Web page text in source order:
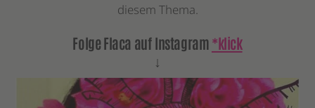
diesem Thema.
Folge Flaca auf Instagram*klick
↓